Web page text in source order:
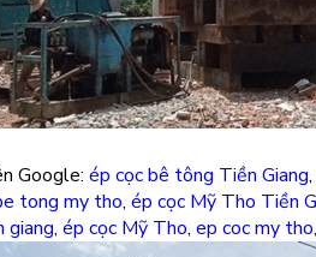
Google: ép cọc bê tông Tiền Giang,
tong my tho, ép cọc Mỹ Tho Tiền
giang, ép cọc Mỹ Tho, ep coc my tho,